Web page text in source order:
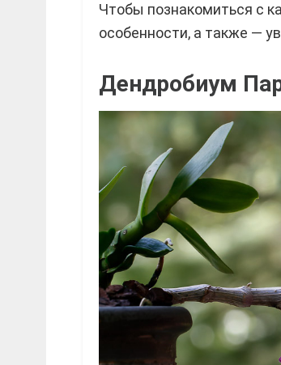
Чтобы познакомиться с
особенности, а также —
Дендробиум